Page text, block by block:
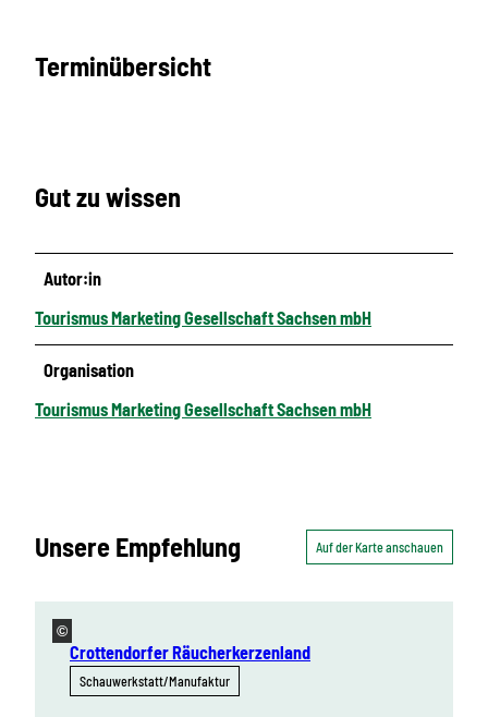
Terminübersicht
Gut zu wissen
Autor:in
Tourismus Marketing Gesellschaft Sachsen mbH
Organisation
Tourismus Marketing Gesellschaft Sachsen mbH
Unsere Empfehlung Auf der Karte anschauen
©
Crottendorfer Räucherkerzenland
Schauwerkstatt/Manufaktur